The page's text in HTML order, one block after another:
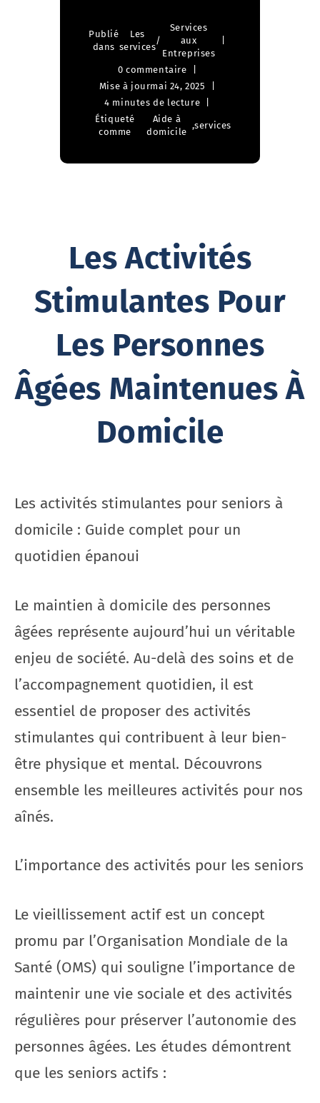
Publié
dans
Les
services
/
Services
aux
Entreprises
0 commentaire
Mise à jourmai 24, 2025
4 minutes de lecture
Étiqueté
comme
Aide à
domicile
,services
Les Activités
Stimulantes Pour
Les Personnes
Âgées Maintenues À
Domicile
Les activités stimulantes pour seniors à
domicile : Guide complet pour un
quotidien épanoui
Le maintien à domicile des personnes
âgées représente aujourd’hui un véritable
enjeu de société. Au-delà des soins et de
l’accompagnement quotidien, il est
essentiel de proposer des activités
stimulantes qui contribuent à leur bien-
être physique et mental. Découvrons
ensemble les meilleures activités pour nos
aînés.
L’importance des activités pour les seniors
Le vieillissement actif est un concept
promu par l’Organisation Mondiale de la
Santé (OMS) qui souligne l’importance de
maintenir une vie sociale et des activités
régulières pour préserver l’autonomie des
personnes âgées. Les études démontrent
que les seniors actifs :